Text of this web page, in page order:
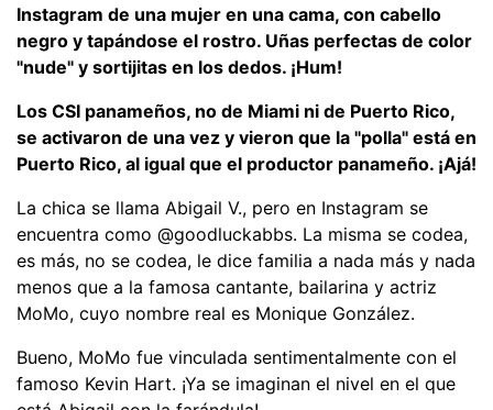
Instagram de una mujer en una cama, con cabello
negro y tapándose el rostro. Uñas perfectas de color
"nude" y sortijitas en los dedos. ¡Hum!
Los CSI panameños, no de Miami ni de Puerto Rico,
se activaron de una vez y vieron que la "polla" está en
Puerto Rico, al igual que el productor panameño. ¡Ajá!
La chica se llama Abigail V., pero en Instagram se
encuentra como @goodluckabbs. La misma se codea,
es más, no se codea, le dice familia a nada más y nada
menos que a la famosa cantante, bailarina y actriz
MoMo, cuyo nombre real es Monique González.
Bueno, MoMo fue vinculada sentimentalmente con el
famoso Kevin Hart. ¡Ya se imaginan el nivel en el que